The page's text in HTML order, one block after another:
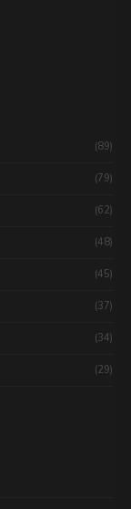
(89)
(79)
(62)
(48)
(45)
(37)
(34)
(29)